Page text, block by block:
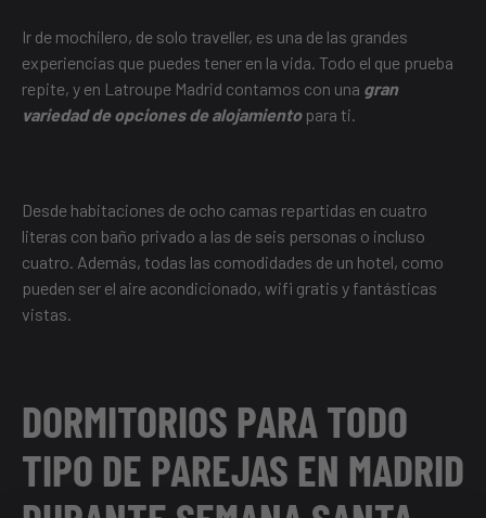
Ir de mochilero, de solo traveller, es una de las grandes
experiencias que puedes tener en la vida. Todo el que prueba
repite, y en Latroupe Madrid contamos con una gran
variedad de opciones de alojamientopara ti.
Desde habitaciones de ocho camas repartidas en cuatro
literas con baño privado a las de seis personas o incluso
cuatro. Además, todas las comodidades de un hotel, como
pueden ser el aire acondicionado, wifi gratis y fantásticas
vistas.
DORMITORIOS PARA TODO
TIPO DE PAREJAS EN MADRID